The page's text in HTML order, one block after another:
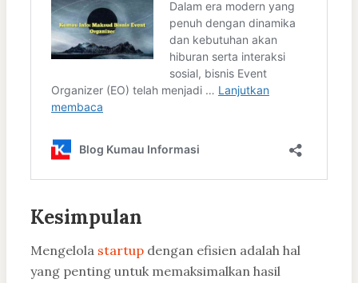
Kesimpulan
Mengelola startup dengan efisien adalah hal
yang penting untuk memaksimalkan hasil